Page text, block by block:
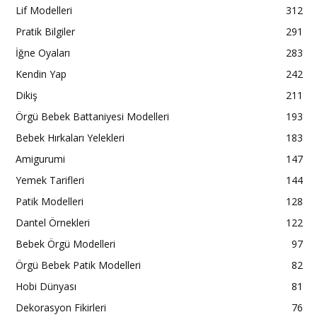
Lif Modelleri
312
Pratik Bilgiler
291
İğne Oyaları
283
Kendin Yap
242
Dikiş
211
Örgü Bebek Battaniyesi Modelleri
193
Bebek Hırkaları Yelekleri
183
Amigurumi
147
Yemek Tarifleri
144
Patik Modelleri
128
Dantel Örnekleri
122
Bebek Örgü Modelleri
97
Örgü Bebek Patik Modelleri
82
Hobi Dünyası
81
Dekorasyon Fikirleri
76